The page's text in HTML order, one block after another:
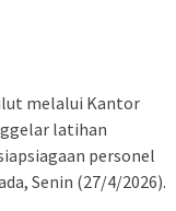
melalui Kantor
latihan
personel
Senin (27/4/2026).